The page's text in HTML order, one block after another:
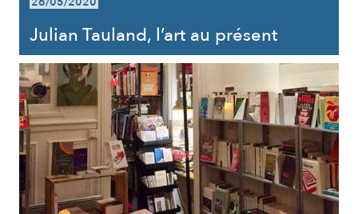
Julian Tauland, l’art au présent